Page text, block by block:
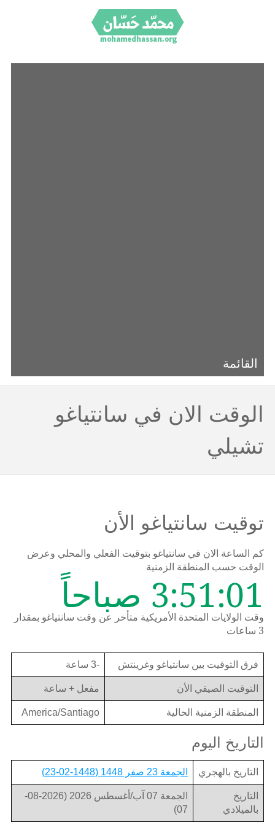
القائمة
الوقت الان في سانتياغو
تشيلي
توقيت سانتياغو الأن
كم الساعة الان في سانتياغو بتوقيت الفعلي والمحلي وعرض
الوقت حسب المنطقة الزمنية
3:51:01 صباحاً
وقت الولايات المتحدة الأمريكية متأخر عن وقت سانتياغو بمقدار
3 ساعات
فرق التوقيت بين سانتياغو وغرينتش -3 ساعة
التوقيت الصيفي الأن مفعل + ساعة
المنطقة الزمنية الحالية America/Santiago
التاريخ اليوم
التاريخ بالهجري الجمعة 23 صفر 1448 (1448-02-23)
التاريخ
بالميلادي
الجمعة 07 آب/أغسطس 2026 (2026-08-
07)